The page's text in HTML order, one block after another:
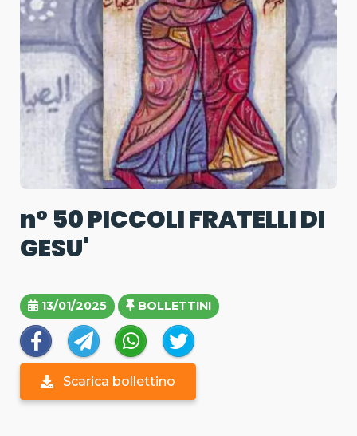
n° 50 PICCOLI FRATELLI DI
GESU'
13/01/2025 BOLLETTINI
Scarica bollettino